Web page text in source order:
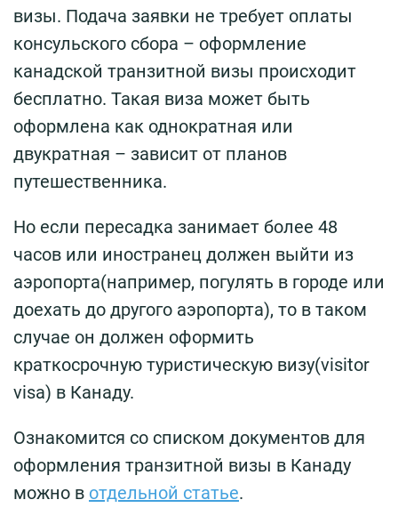
визы. Подача заявки не требует оплаты
консульского сбора – оформление
канадской транзитной визы происходит
бесплатно. Такая виза может быть
оформлена как однократная или
двукратная – зависит от планов
путешественника.
Но если пересадка занимает более 48
часов или иностранец должен выйти из
аэропорта(например, погулять в городе или
доехать до другого аэропорта), то в таком
случае он должен оформить
краткосрочную туристическую визу(visitor
visa) в Канаду.
Ознакомится со списком документов для
оформления транзитной визы в Канаду
можно в отдельной статье.